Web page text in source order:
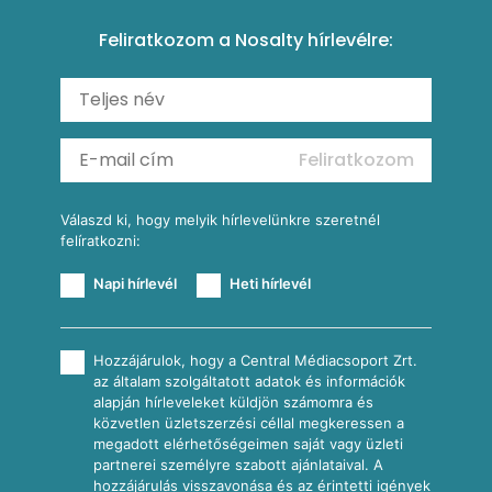
Carbonara
Shakshuka
Ratatouille
Mexikói húsleves kukorica salsával
Almás-kéksajtos kukoricasaláta
Köretek
Reggeli receptek
Feliratkozom a Nosalty hírlevélre:
Feliratkozom
Válaszd ki, hogy melyik hírlevelünkre szeretnél
felíratkozni:
Napi hírlevél Heti hírlevél
Hozzájárulok, hogy a Central Médiacsoport Zrt.
az általam szolgáltatott adatok és információk
alapján hírleveleket küldjön számomra és
közvetlen üzletszerzési céllal megkeressen a
megadott elérhetőségeimen saját vagy üzleti
partnerei személyre szabott ajánlataival. A
hozzájárulás visszavonása és az érintetti igények